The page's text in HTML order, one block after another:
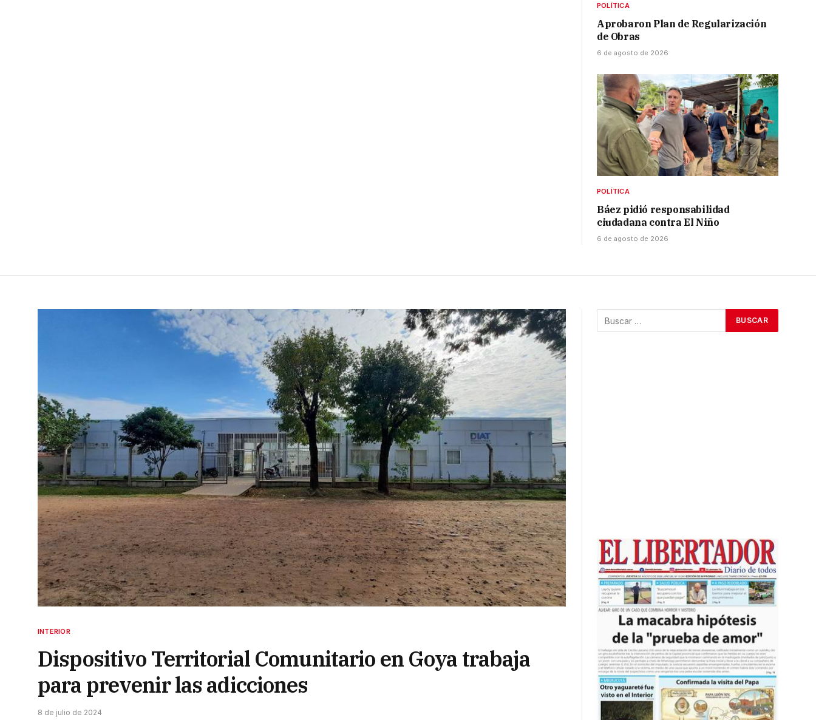
POLÍTICA
Aprobaron Plan de Regularización
de Obras
6 de agosto de 2026
POLÍTICA
Báez pidió responsabilidad
ciudadana contra El Niño
6 de agosto de 2026
INTERIOR
Dispositivo Territorial Comunitario en Goya trabaja
para prevenir las adicciones
8 de julio de 2024